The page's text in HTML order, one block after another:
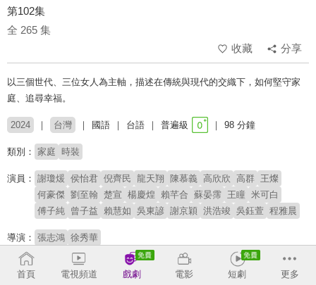
第102集
全 265 集
收藏
分享
以三個世代、三位女人為主軸，描述在傳統與現代的交織下，如何堅守家
庭、追尋幸福。
2024 台灣 國語 台語 普遍級 98 分鐘
類別： 家庭 時裝
演員： 謝瓊煖 侯怡君 倪齊民 龍天翔 陳慕義 高欣欣 高群
王燦
何豪傑 劉至翰 楚宣 楊慶煌 賴芊合 蘇晏霈 王瞳 米可白
傅子純 曾子益 賴慧如 吳東諺 謝京穎 洪浩竣 吳鈺萱 程雅晨
導演： 張志鴻 徐秀華
# 外遇
# 八點檔
首頁
電視頻道 戲劇 電影 短劇 更多